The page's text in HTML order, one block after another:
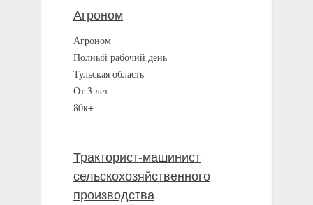
Агроном
Агроном
Полный рабочий день
Тульская область
От 3 лет
80к+
Тракторист-машинист
сельскохозяйственного
производства